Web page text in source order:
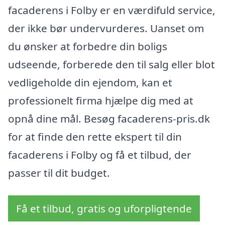
facaderens i Folby er en værdifuld service,
der ikke bør undervurderes. Uanset om
du ønsker at forbedre din boligs
udseende, forberede den til salg eller blot
vedligeholde din ejendom, kan et
professionelt firma hjælpe dig med at
opnå dine mål. Besøg facaderens-pris.dk
for at finde den rette ekspert til din
facaderens i Folby og få et tilbud, der
passer til dit budget.
Få et tilbud, gratis og uforpligtende